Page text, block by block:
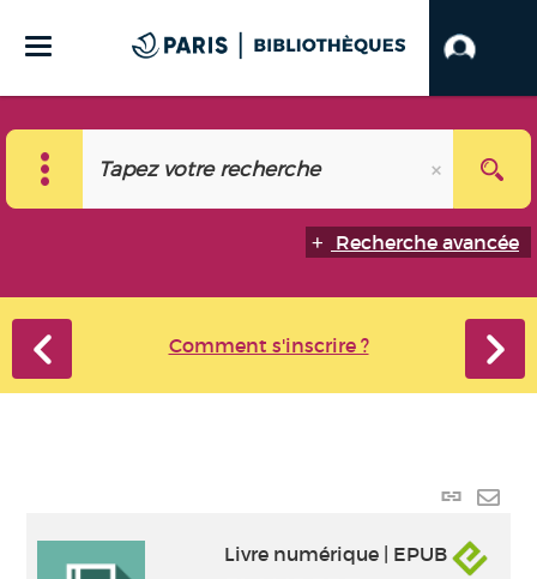
Recherche avancée
Comment s'inscrire ?
Lien
Livre numérique | EPUB